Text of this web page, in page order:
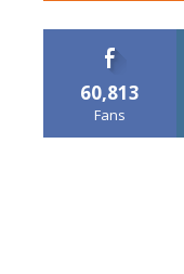
60,813
Fans